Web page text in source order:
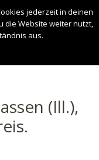
(Ill.),
jederzeit in deinen
die Website weiter nutzt,
aus.